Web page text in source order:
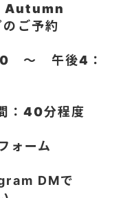
Autumn
ご予約
～ 午後4：
：40分程度
ォーム
DMで